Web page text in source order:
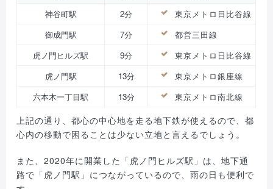
神谷町駅
2分
東京メトロ日比谷線
御成門駅
7分
都営三田線
虎ノ門ヒルズ駅
9分
東京メトロ日比谷線
虎ノ門駅
13分 東京メトロ銀座線
六本木一丁目駅
13分 東京メトロ南北線
上記の通り、都心の中心地を走る地下鉄が使えるので、都
心内の移動で困ることは少ない立地と言えるでしょう。
また、2020年に開業した「虎ノ門ヒルズ駅」は、地下通
路で「虎ノ門駅」につながっているので、雨の日も便利で